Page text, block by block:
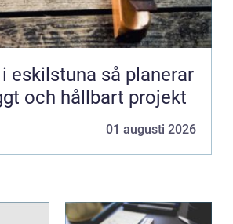
så planerar
och hållbart projekt
01 augusti 2026